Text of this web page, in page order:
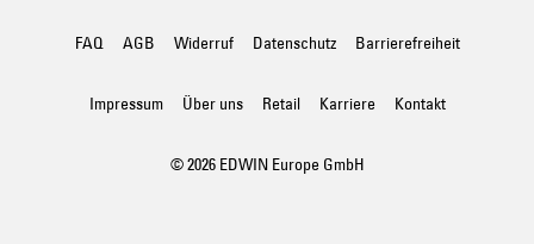
FAQ AGB Widerruf Datenschutz Barrierefreiheit
Impressum Über uns Retail Karriere Kontakt
© 2026 EDWIN Europe GmbH